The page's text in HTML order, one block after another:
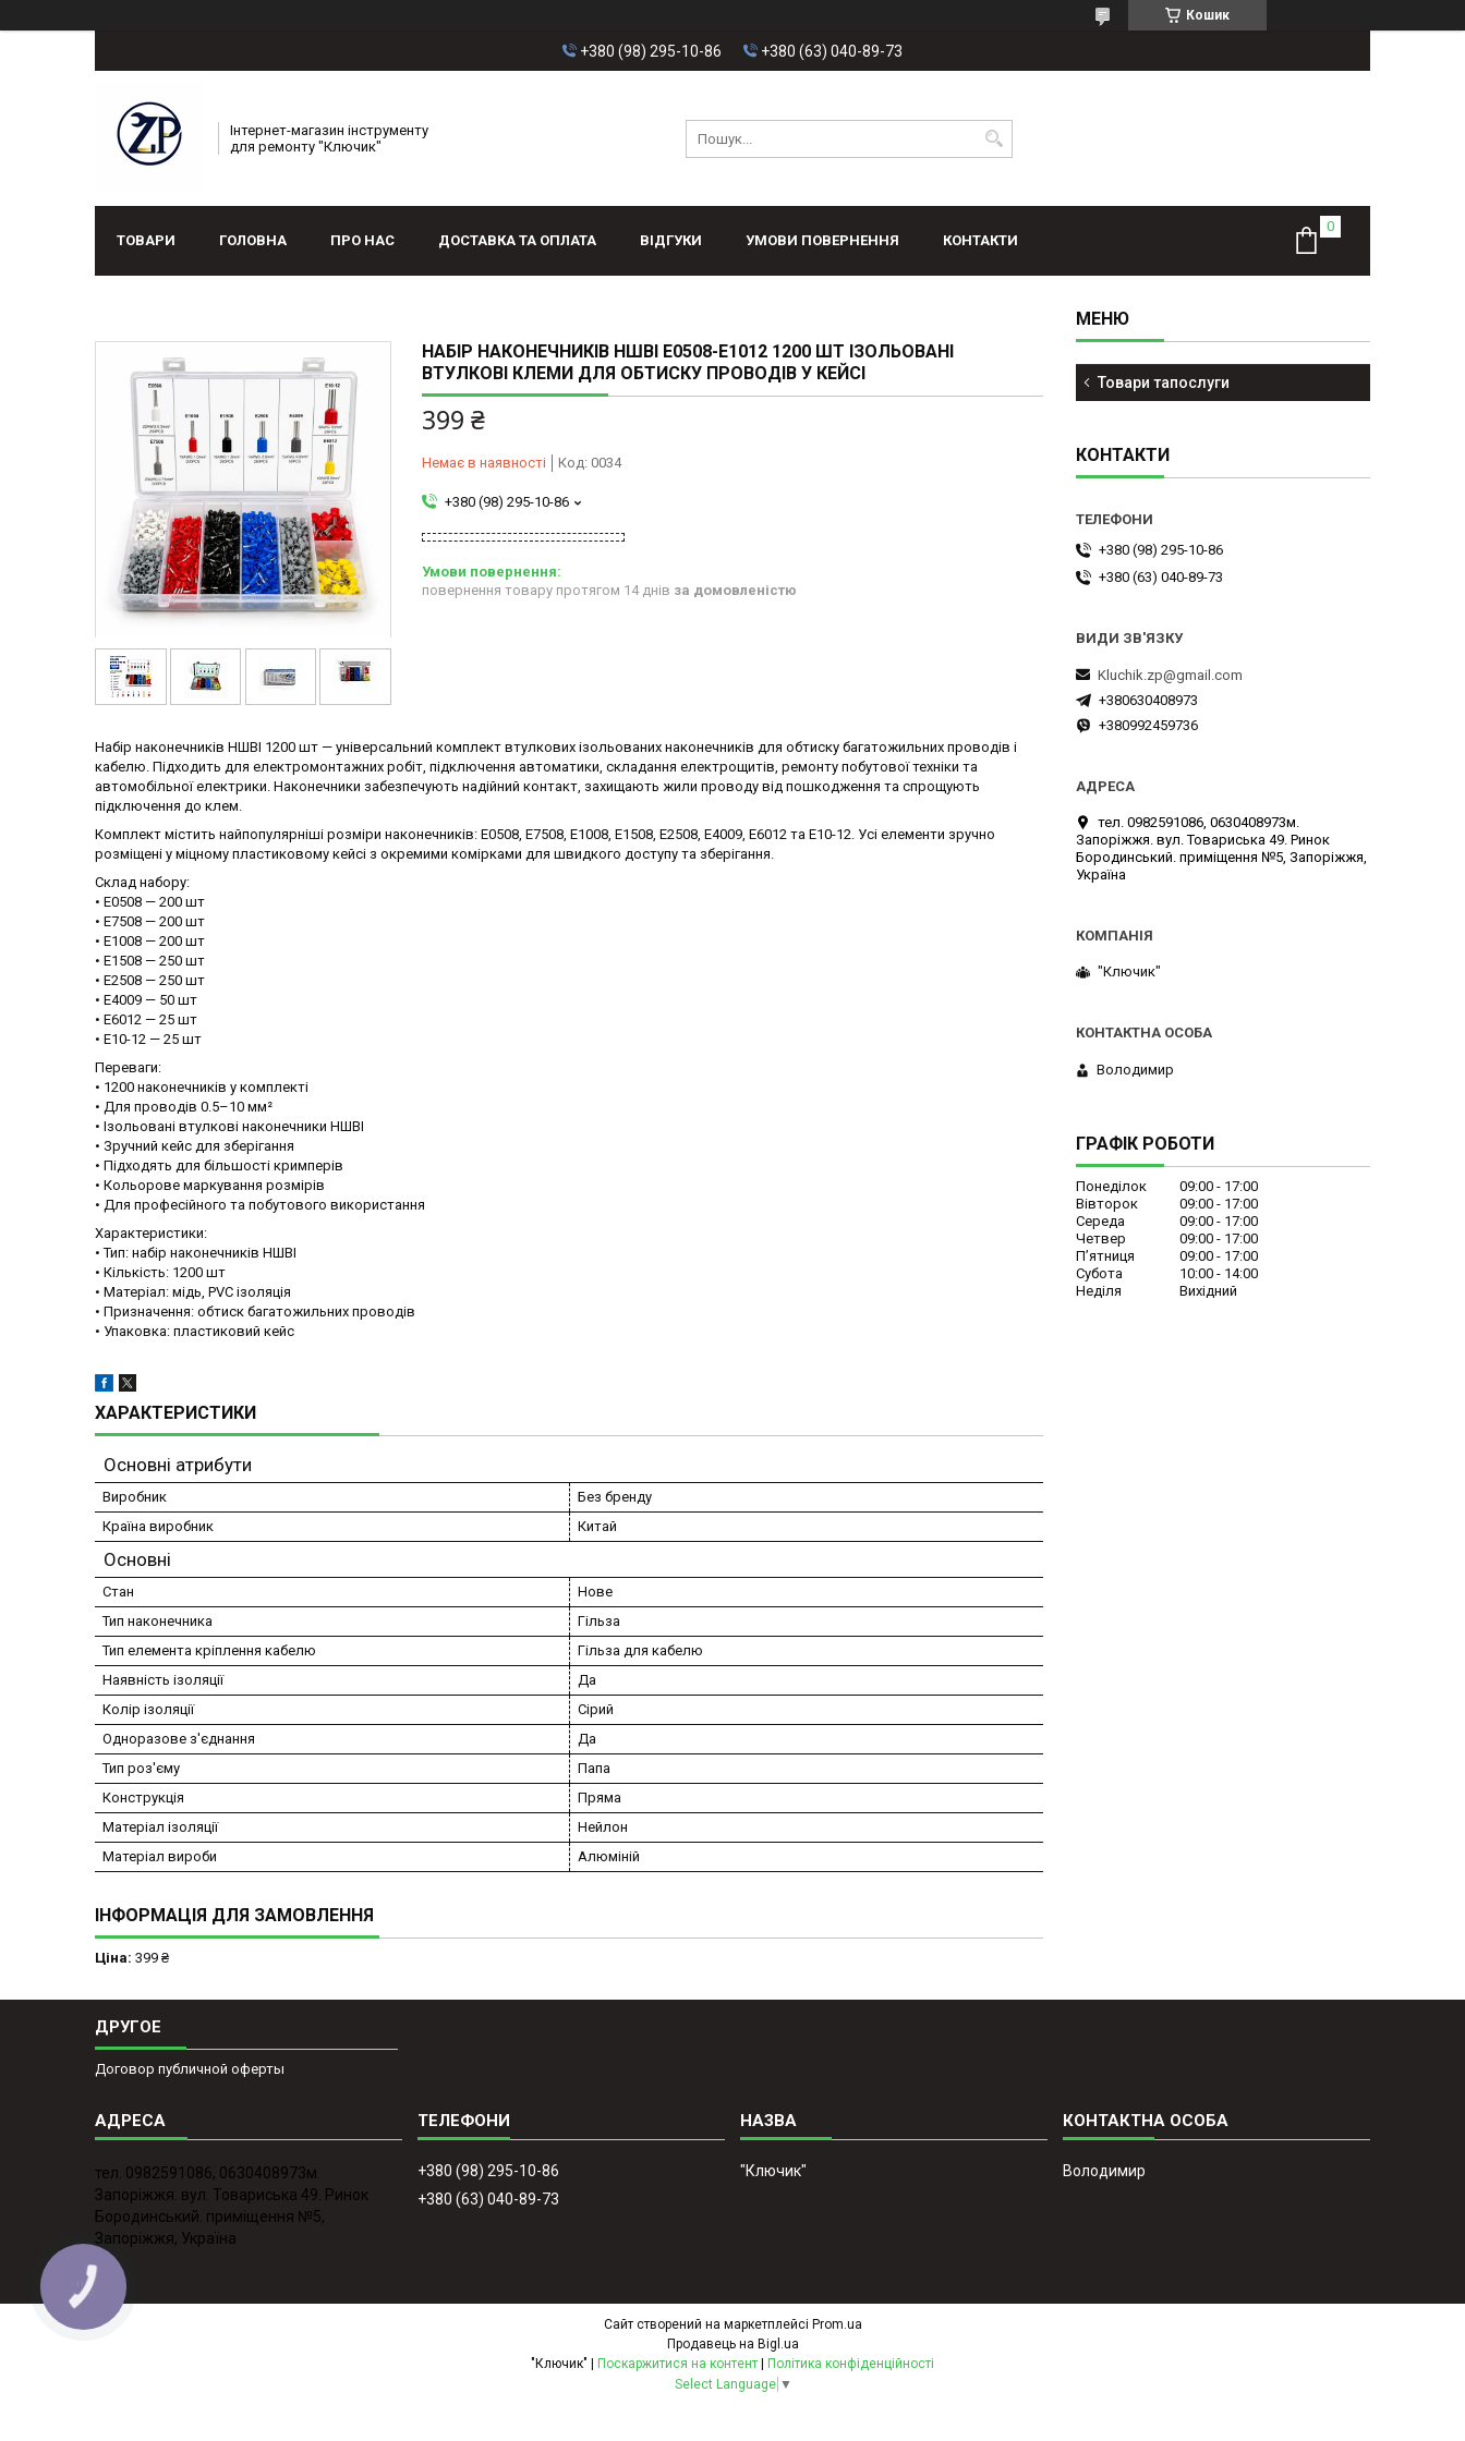
Кошик
+380 (98) 295-10-86 +380 (63) 040-89-73
Інтернет-магазин інструменту
для ремонту "Ключик"
ТОВАРИ ГОЛОВНА ПРО НАС ДОСТАВКА ТА ОПЛАТА ВІДГУКИ УМОВИ ПОВЕРНЕННЯ КОНТАКТИ
НАБІР НАКОНЕЧНИКІВ НШВІ E0508-E1012 1200 ШТ ІЗОЛЬОВАНІ
ВТУЛКОВІ КЛЕМИ ДЛЯ ОБТИСКУ ПРОВОДІВ У КЕЙСІ
399 ₴
Немає в наявності Код: 0034
+380 (98) 295-10-86
повернення товару протягом 14 днів за домовленістю
Набір наконечників НШВІ 1200 шт — універсальний комплект втулкових ізольованих наконечників для обтиску багатожильних проводів і
кабелю. Підходить для електромонтажних робіт, підключення автоматики, складання електрощитів, ремонту побутової техніки та
автомобільної електрики. Наконечники забезпечують надійний контакт, захищають жили проводу від пошкодження та спрощують
підключення до клем.
Комплект містить найпопулярніші розміри наконечників: E0508, E7508, E1008, E1508, E2508, E4009, E6012 та E10-12. Усі елементи зручно
розміщені у міцному пластиковому кейсі з окремими комірками для швидкого доступу та зберігання.
Склад набору:
• E0508 — 200 шт
• E7508 — 200 шт
• E1008 — 200 шт
• E1508 — 250 шт
• E2508 — 250 шт
• E4009 — 50 шт
• E6012 — 25 шт
• E10-12 — 25 шт
Переваги:
• 1200 наконечників у комплекті
• Для проводів 0.5–10 мм²
• Ізольовані втулкові наконечники НШВІ
• Зручний кейс для зберігання
• Підходять для більшості кримперів
• Кольорове маркування розмірів
• Для професійного та побутового використання
Характеристики:
• Тип: набір наконечників НШВІ
• Кількість: 1200 шт
• Матеріал: мідь, PVC ізоляція
• Призначення: обтиск багатожильних проводів
• Упаковка: пластиковий кейс
ХАРАКТЕРИСТИКИ
Основні атрибути
Виробник
Без бренду
Країна виробник
Китай
Основні
Стан
Нове
Тип наконечника
Гільза
Тип елемента кріплення кабелю
Гільза для кабелю
Наявність ізоляції
Да
Колір ізоляції
Сірий
Одноразове з'єднання
Да
Тип роз'єму
Папа
Конструкція
Пряма
Матеріал ізоляції
Нейлон
Матеріал вироби
Алюміній
ІНФОРМАЦІЯ ДЛЯ ЗАМОВЛЕННЯ
Ціна: 399 ₴
Товари тапослуги
КОНТАКТИ
+380 (98) 295-10-86
+380 (63) 040-89-73
Kluchik.zp@gmail.com
+380630408973
+380992459736
тел. 0982591086, 0630408973м.
Запоріжжя. вул. Товариська 49. Ринок
Бородинський. приміщення №5, Запоріжжя,
Україна
"Ключик"
Володимир
ГРАФІК РОБОТИ
Понеділок 09:00
17:00
Вівторок
09:00
17:00
Середа
09:00
17:00
Четвер
09:00
17:00
Пʼятниця
09:00
17:00
Субота
10:00
14:00
Неділя
Вихідний
ДРУГОЕ
Договор публичной оферты
тел. 0982591086, 0630408973м.
Запоріжжя. вул. Товариська 49. Ринок
Бородинський. приміщення №5,
Запоріжжя, Україна
+380 (98) 295-10-86
+380 (63) 040-89-73
"Ключик" Володимир
Сайт створений на маркетплейсі Prom.ua
Продавець на Bigl.ua
Поскаржитися на контент
Політика конфіденційності
Select Language ▼
КНОПКА
ЗВ'ЯЗКУ